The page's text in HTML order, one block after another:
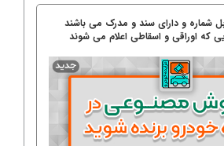
شماره و دارای سند و مدرک می باشند
که اوراقی و اسقاطی اعلام می شوند